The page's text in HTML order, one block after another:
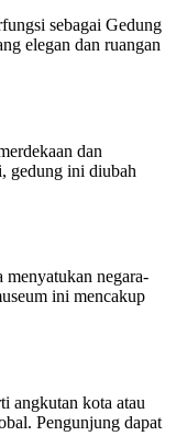
sebagai Gedung
elegan dan ruangan
dan
gedung ini diubah
negara-
ini mencakup
angkutan kota atau
Pengunjung dapat